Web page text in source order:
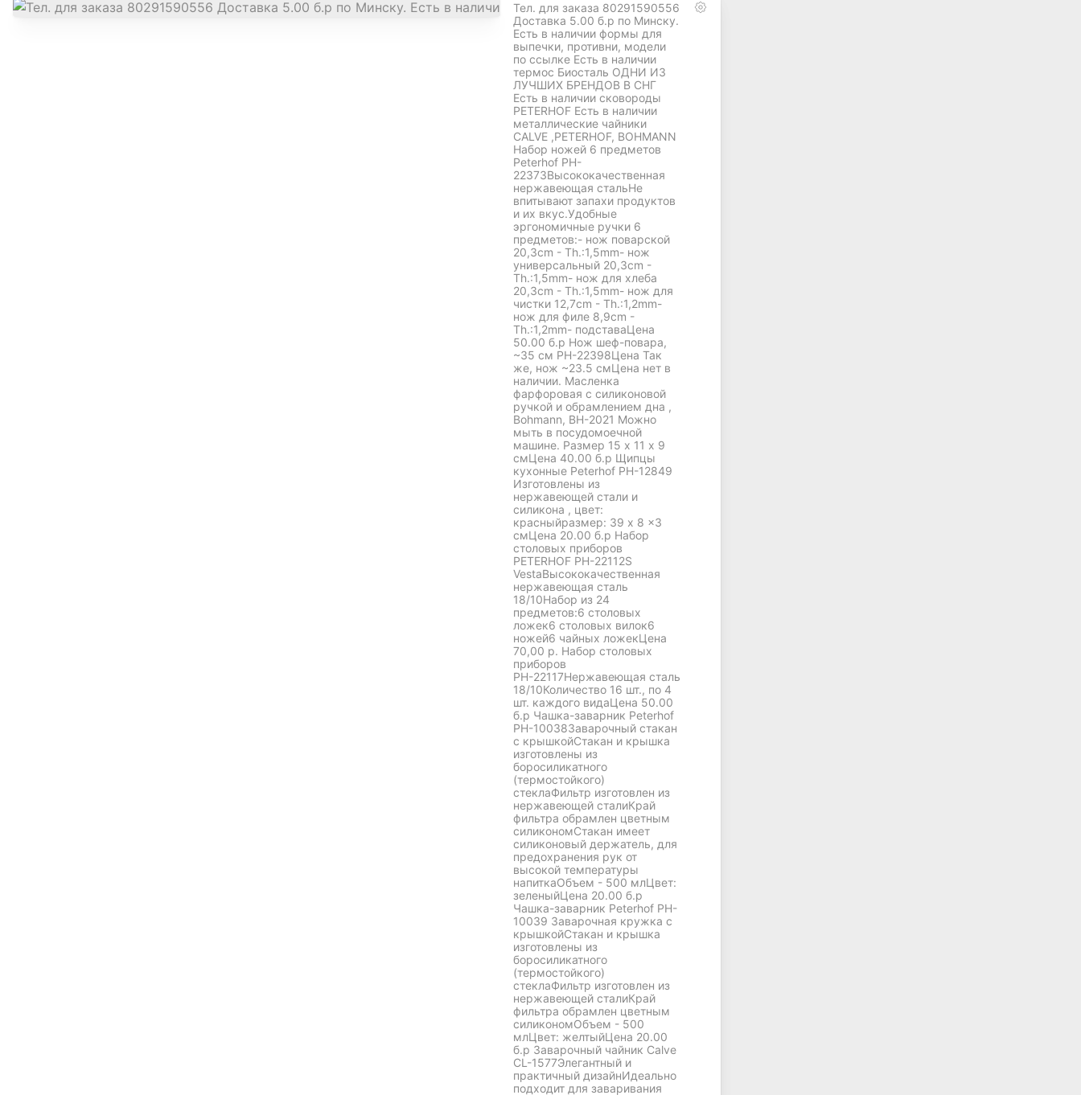
Тел. для заказа 80291590556
Доставка 5.00 б.р по Минску.
Есть в наличии формы для
выпечки, противни, модели
по ссылке Есть в наличии
термос Биосталь ОДНИ ИЗ
ЛУЧШИХ БРЕНДОВ В СНГ
Есть в наличии сковороды
PETERHOF Есть в наличии
металлические чайники
CALVE ,PETERHOF, BOHMANN
Набор ножей 6 предметов
Peterhof PH-
22373Высококачественная
нержавеющая стальНе
впитывают запахи продуктов
и их вкус.Удобные
эргономичные ручки 6
предметов:- нож поварской
20,3cm - Th.:1,5mm- нож
универсальный 20,3cm -
Th.:1,5mm- нож для хлеба
20,3cm - Th.:1,5mm- нож для
чистки 12,7cm - Th.:1,2mm-
нож для филе 8,9cm -
Th.:1,2mm- подставаЦена
50.00 б.р Нож шеф-повара,
~35 см РН-22398Цена Так
же, нож ~23.5 смЦена нет в
наличии. Масленка
фарфоровая с силиконовой
ручкой и обрамлением дна ,
Bohmann, BH-2021 Можно
мыть в посудомоечной
машине. Размер 15 х 11 х 9
смЦена 40.00 б.р Щипцы
кухонные Peterhof PH-12849
Изготовлены из
нержавеющей стали и
силикона , цвет:
красныйразмер: 39 x 8 x3
смЦена 20.00 б.р Набор
столовых приборов
PETERHOF PH-22112S
VestaВысококачественная
нержавеющая сталь
18/10Набор из 24
предметов:6 столовых
ложек6 столовых вилок6
ножей6 чайных ложекЦена
70,00 р. Набор столовых
приборов
РН-22117Нержавеющая сталь
18/10Количество 16 шт., по 4
шт. каждого видаЦена 50.00
б.р Чашка-заварник Peterhof
PH-10038Заварочный стакан
с крышкойСтакан и крышка
изготовлены из
боросиликатного
(термостойкого)
стеклаФильтр изготовлен из
нержавеющей сталиКрай
фильтра обрамлен цветным
силикономСтакан имеет
силиконовый держатель, для
предохранения рук от
высокой температуры
напиткаОбъем - 500 млЦвет:
зеленыйЦена 20.00 б.р
Чашка-заварник Peterhof PH-
10039 Заварочная кружка с
крышкойСтакан и крышка
изготовлены из
боросиликатного
(термостойкого)
стеклаФильтр изготовлен из
нержавеющей сталиКрай
фильтра обрамлен цветным
силикономОбъем - 500
млЦвет: желтыйЦена 20.00
б.р Заварочный чайник Calve
CL-1577Элегантный и
практичный дизайнИдеально
подходит для заваривания